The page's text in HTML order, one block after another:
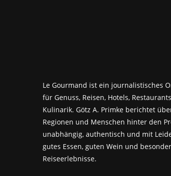
Le Gourmand ist ein journalistisches
für Genuss, Reisen, Hotels,
Kulinarik. Götz A. Primke berichtet
Regionen und Menschen hinter den
unabhängig, authentisch und mit
gutes Essen, guten Wein und
Reiseerlebnisse.